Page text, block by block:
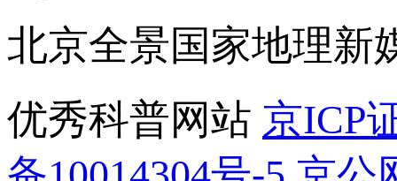
北京全景国家地理新
优秀科普网站 京ICP